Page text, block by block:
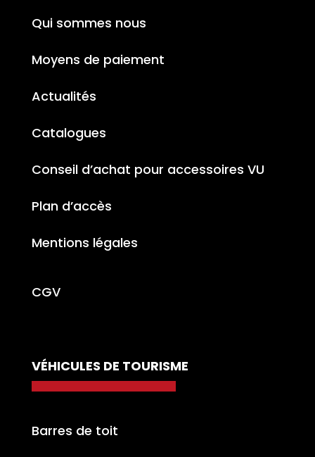
Qui sommes nous
Moyens de paiement
Actualités
Catalogues
Conseil d’achat pour accessoires VU
Plan d’accès
Mentions légales
CGV
VÉHICULES DE TOURISME
Barres de toit